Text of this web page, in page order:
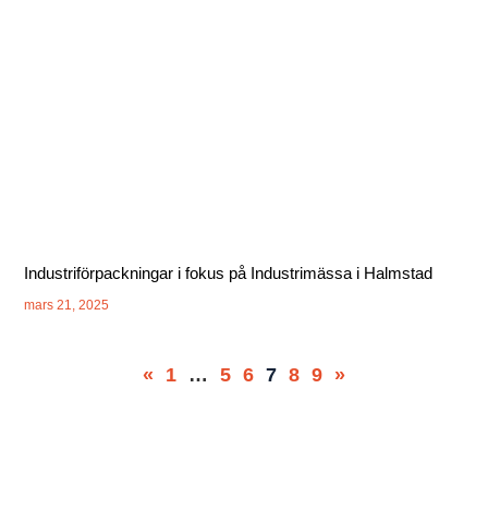
Industriförpackningar i fokus på Industrimässa i Halmstad
mars 21, 2025
« 1 … 5 6 7 8 9 »